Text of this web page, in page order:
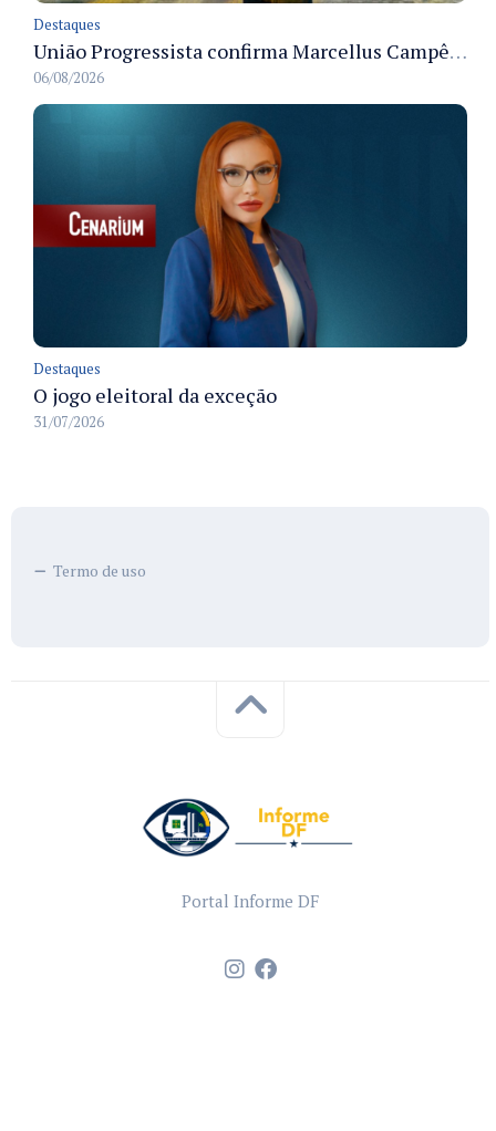
Destaques
União Progressista confirma Marcellus Campêlo como candidato a deputado estadual
06/08/2026
Destaques
O jogo eleitoral da exceção
31/07/2026
Termo de uso
Portal Informe DF